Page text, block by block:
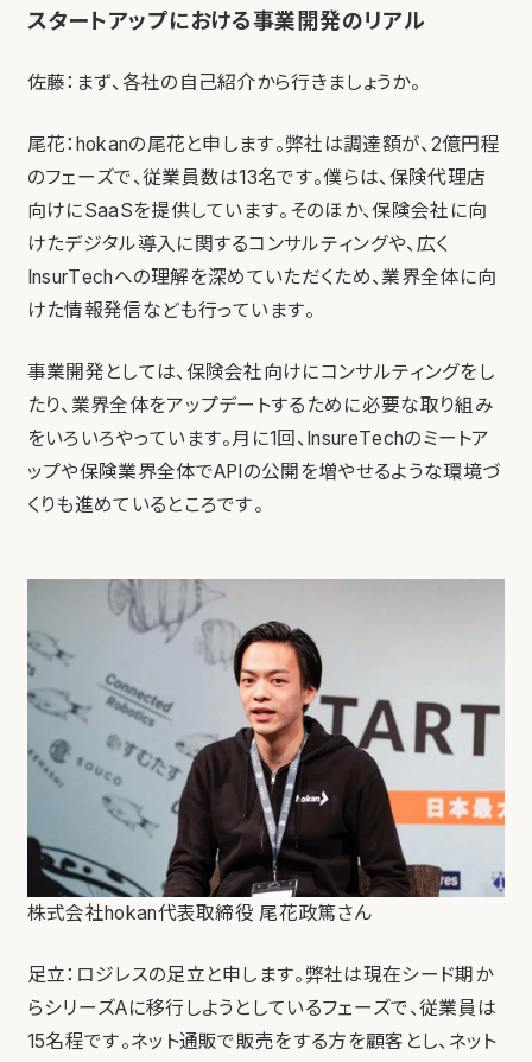
スタートアップにおける事業開発のリアル
佐藤：まず、各社の自己紹介から行きましょうか。
尾花：hokanの尾花と申します。弊社は調達額が、2億円程
のフェーズで、従業員数は13名です。僕らは、保険代理店
向けにSaaSを提供しています。そのほか、保険会社に向
けたデジタル導入に関するコンサルティングや、広く
InsurTechへの理解を深めていただくため、業界全体に向
けた情報発信なども行っています。
事業開発としては、保険会社向けにコンサルティングをし
たり、業界全体をアップデートするために必要な取り組み
をいろいろやっています。月に1回、InsureTechのミートア
ップや保険業界全体でAPIの公開を増やせるような環境づ
くりも進めているところです。
株式会社hokan代表取締役 尾花政篤さん
足立：ロジレスの足立と申します。弊社は現在シード期か
らシリーズAに移行しようとしているフェーズで、従業員は
15名程です。ネット通販で販売をする方を顧客とし、ネット